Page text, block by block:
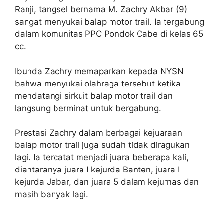
Ranji, tangsel bernama M. Zachry Akbar (9)
sangat menyukai balap motor trail. Ia tergabung
dalam komunitas PPC Pondok Cabe di kelas 65
cc.
Ibunda Zachry memaparkan kepada NYSN
bahwa menyukai olahraga tersebut ketika
mendatangi sirkuit balap motor trail dan
langsung berminat untuk bergabung.
Prestasi Zachry dalam berbagai kejuaraan
balap motor trail juga sudah tidak diragukan
lagi. Ia tercatat menjadi juara beberapa kali,
diantaranya juara I kejurda Banten, juara I
kejurda Jabar, dan juara 5 dalam kejurnas dan
masih banyak lagi.